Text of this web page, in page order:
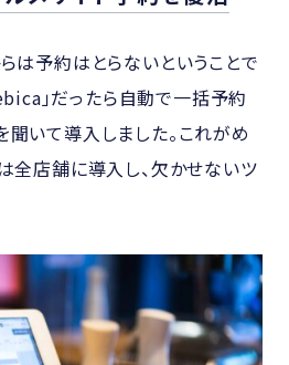
は予約はとらないということで
」だったら自動で一括予約
いて導入しました。これがめ
全店舗に導入し、欠かせないツ